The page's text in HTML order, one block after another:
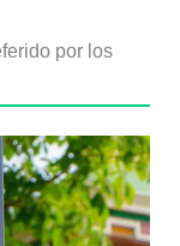
por los